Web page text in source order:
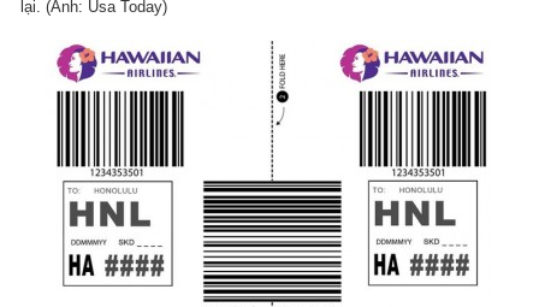
lại. (Ảnh: Usa Today)